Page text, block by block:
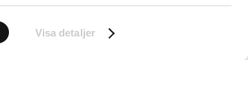
Visa detaljer